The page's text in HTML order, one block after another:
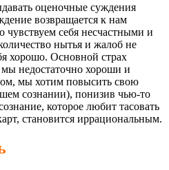
оценочные суждения
возвращается к нам
себя несчастными и
нытья и жалоб не
хорошо. Основной страх
недостаточно хороши и
мы хотим повысить свою
сознании), понизив чью-то
которое любит тасовать
становится иррациональным.